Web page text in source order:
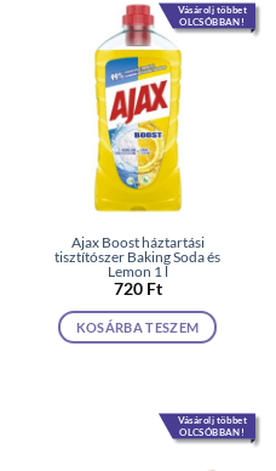
Vásárolj többet
OLCSÓBBAN!
Ajax Boost háztartási
tisztítószer Baking Soda és
Lemon 1 l
720 Ft
KOSÁRBA TESZEM
Vásárolj többet
OLCSÓBBAN!